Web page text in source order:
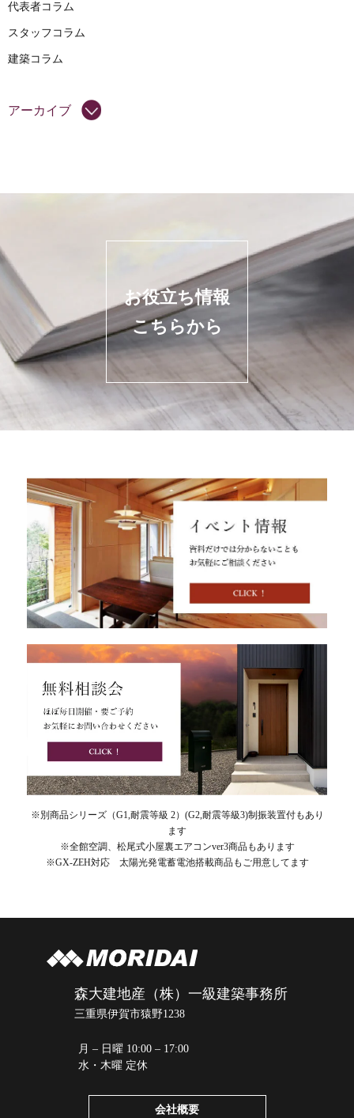
代表者コラム
スタッフコラム
建築コラム
アーカイブ
お役立ち情報
こちらから
※別商品シリーズ（G1,耐震等級 2）(G2,耐震等級3)制振装置付もあり
ます
※全館空調、松尾式小屋裏エアコンver3商品もあります
※GX-ZEH対応 太陽光発電蓄電池搭載商品もご用意してます
森大建地産（株）一級建築事務所
三重県伊賀市猿野1238
月 – 日曜 10:00 – 17:00
水・木曜 定休
会社概要